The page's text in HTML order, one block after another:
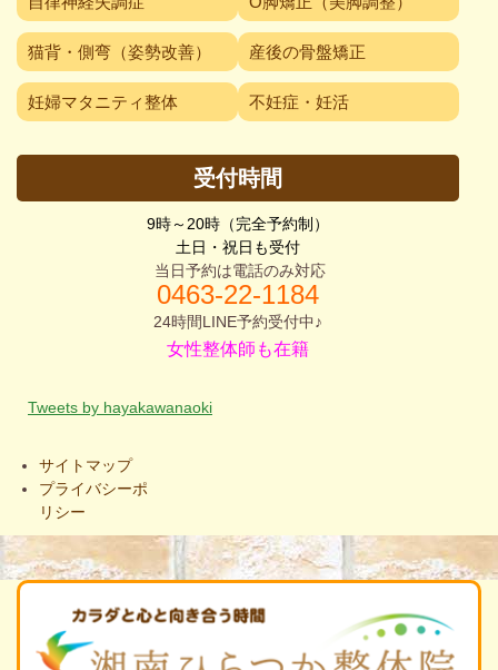
猫背・側弯（姿勢改善） 産後の骨盤矯正
妊婦マタニティ整体 不妊症・妊活
受付時間
9時～20時（完全予約制）
土日・祝日も受付
当日予約は電話のみ対応
0463-22-1184
24時間LINE予約受付中♪
女性整体師も在籍
Tweets by hayakawanaoki
サイトマップ
プライバシーポ
リシー